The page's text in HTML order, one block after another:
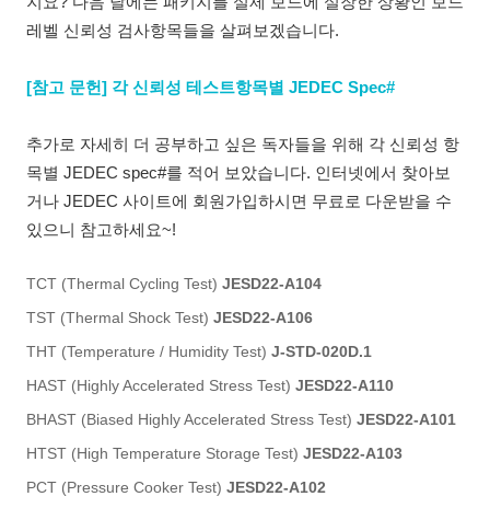
레벨 신뢰성 검사항목들을 살펴보겠습니다.
[참고 문헌] 각 신뢰성 테스트항목별 JEDEC Spec#
추가로 자세히 더 공부하고 싶은 독자들을 위해 각 신뢰성 항
목별 JEDEC spec#를 적어 보았습니다. 인터넷에서 찾아보
거나 JEDEC 사이트에 회원가입하시면 무료로 다운받을 수
있으니 참고하세요~!
TCT (Thermal Cycling Test) JESD22-A104
TST (Thermal Shock Test) JESD22-A106
THT (Temperature / Humidity Test) J-STD-020D.1
HAST (Highly Accelerated Stress Test) JESD22-A110
BHAST (Biased Highly Accelerated Stress Test) JESD22-A101
HTST (High Temperature Storage Test) JESD22-A103
PCT (Pressure Cooker Test) JESD22-A102